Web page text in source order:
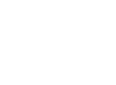
acoperită doar cu
acestea pot fi